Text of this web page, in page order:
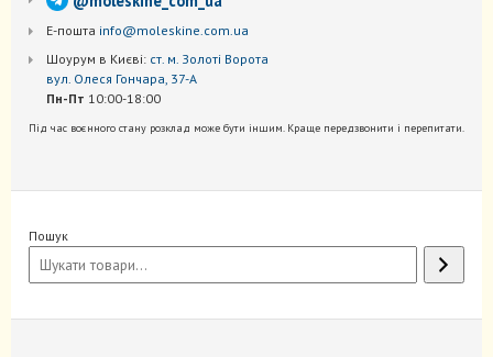
Е-пошта info@moleskine.com.ua
Шоурум в Києві: ст. м. Золоті Ворота
вул. Олеся Гончара, 37-А
Пн-Пт 10:00-18:00
Під час воєнного стану розклад може бути іншим. Краще передзвонити і перепитати.
Пошук